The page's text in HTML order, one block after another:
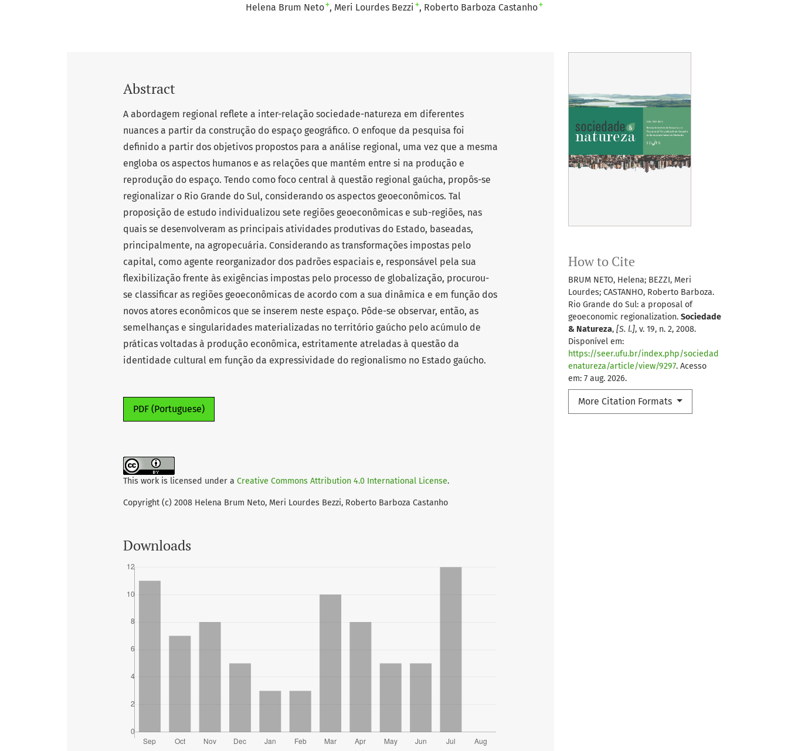
Helena Brum Neto+ Meri Lourdes Bezzi + Roberto Barboza Castanho+
How to Cite
BRUM NETO, Helena; BEZZI, Meri
Lourdes; CASTANHO, Roberto Barboza.
Rio Grande do Sul: a proposal of
geoeconomic regionalization. Sociedade
& Natureza, [S. l.], v. 19, n. 2, 2008.
Disponível em:
https://seer.ufu.br/index.php/sociedad
enatureza/article/view/9297. Acesso
em: 7 aug. 2026.
More Citation Formats
Abstract
A abordagem regional reflete a inter-relação sociedade-natureza em diferentes
nuances a partir da construção do espaço geográfico. O enfoque da pesquisa foi
definido a partir dos objetivos propostos para a análise regional, uma vez que a mesma
engloba os aspectos humanos e as relações que mantém entre si na produção e
reprodução do espaço. Tendo como foco central à questão regional gaúcha, propôs-se
regionalizar o Rio Grande do Sul, considerando os aspectos geoeconômicos. Tal
proposição de estudo individualizou sete regiões geoeconômicas e sub-regiões, nas
quais se desenvolveram as principais atividades produtivas do Estado, baseadas,
principalmente, na agropecuária. Considerando as transformações impostas pelo
capital, como agente reorganizador dos padrões espaciais e, responsável pela sua
flexibilização frente às exigências impostas pelo processo de globalização, procurou-
se classificar as regiões geoeconômicas de acordo com a sua dinâmica e em função dos
novos atores econômicos que se inserem neste espaço. Pôde-se observar, então, as
semelhanças e singularidades materializadas no território gaúcho pelo acúmulo de
práticas voltadas à produção econômica, estritamente atreladas à questão da
identidade cultural em função da expressividade do regionalismo no Estado gaúcho.
PDF (Portuguese)
This work is licensed under a Creative Commons Attribution 4.0 International License.
Copyright (c) 2008 Helena Brum Neto, Meri Lourdes Bezzi, Roberto Barboza Castanho
Downloads